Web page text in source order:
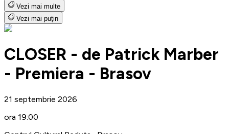
Vezi mai multe
Vezi mai puțin
CLOSER - de Patrick Marber
- Premiera - Brasov
21 septembrie 2026
ora 19:00